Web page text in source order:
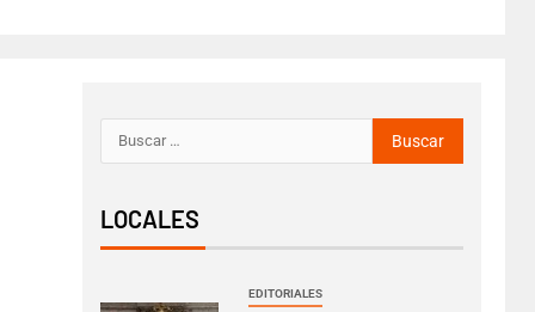
LOCALES
EDITORIALES